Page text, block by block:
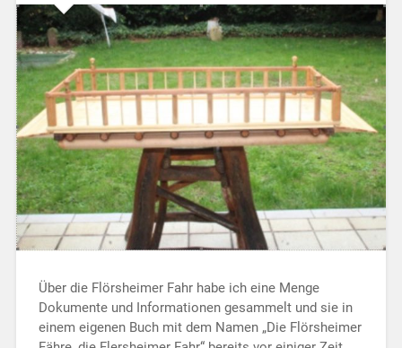
Über die Flörsheimer Fahr habe ich eine Menge
Dokumente und Informationen gesammelt und sie in
einem eigenen Buch mit dem Namen „Die Flörsheimer